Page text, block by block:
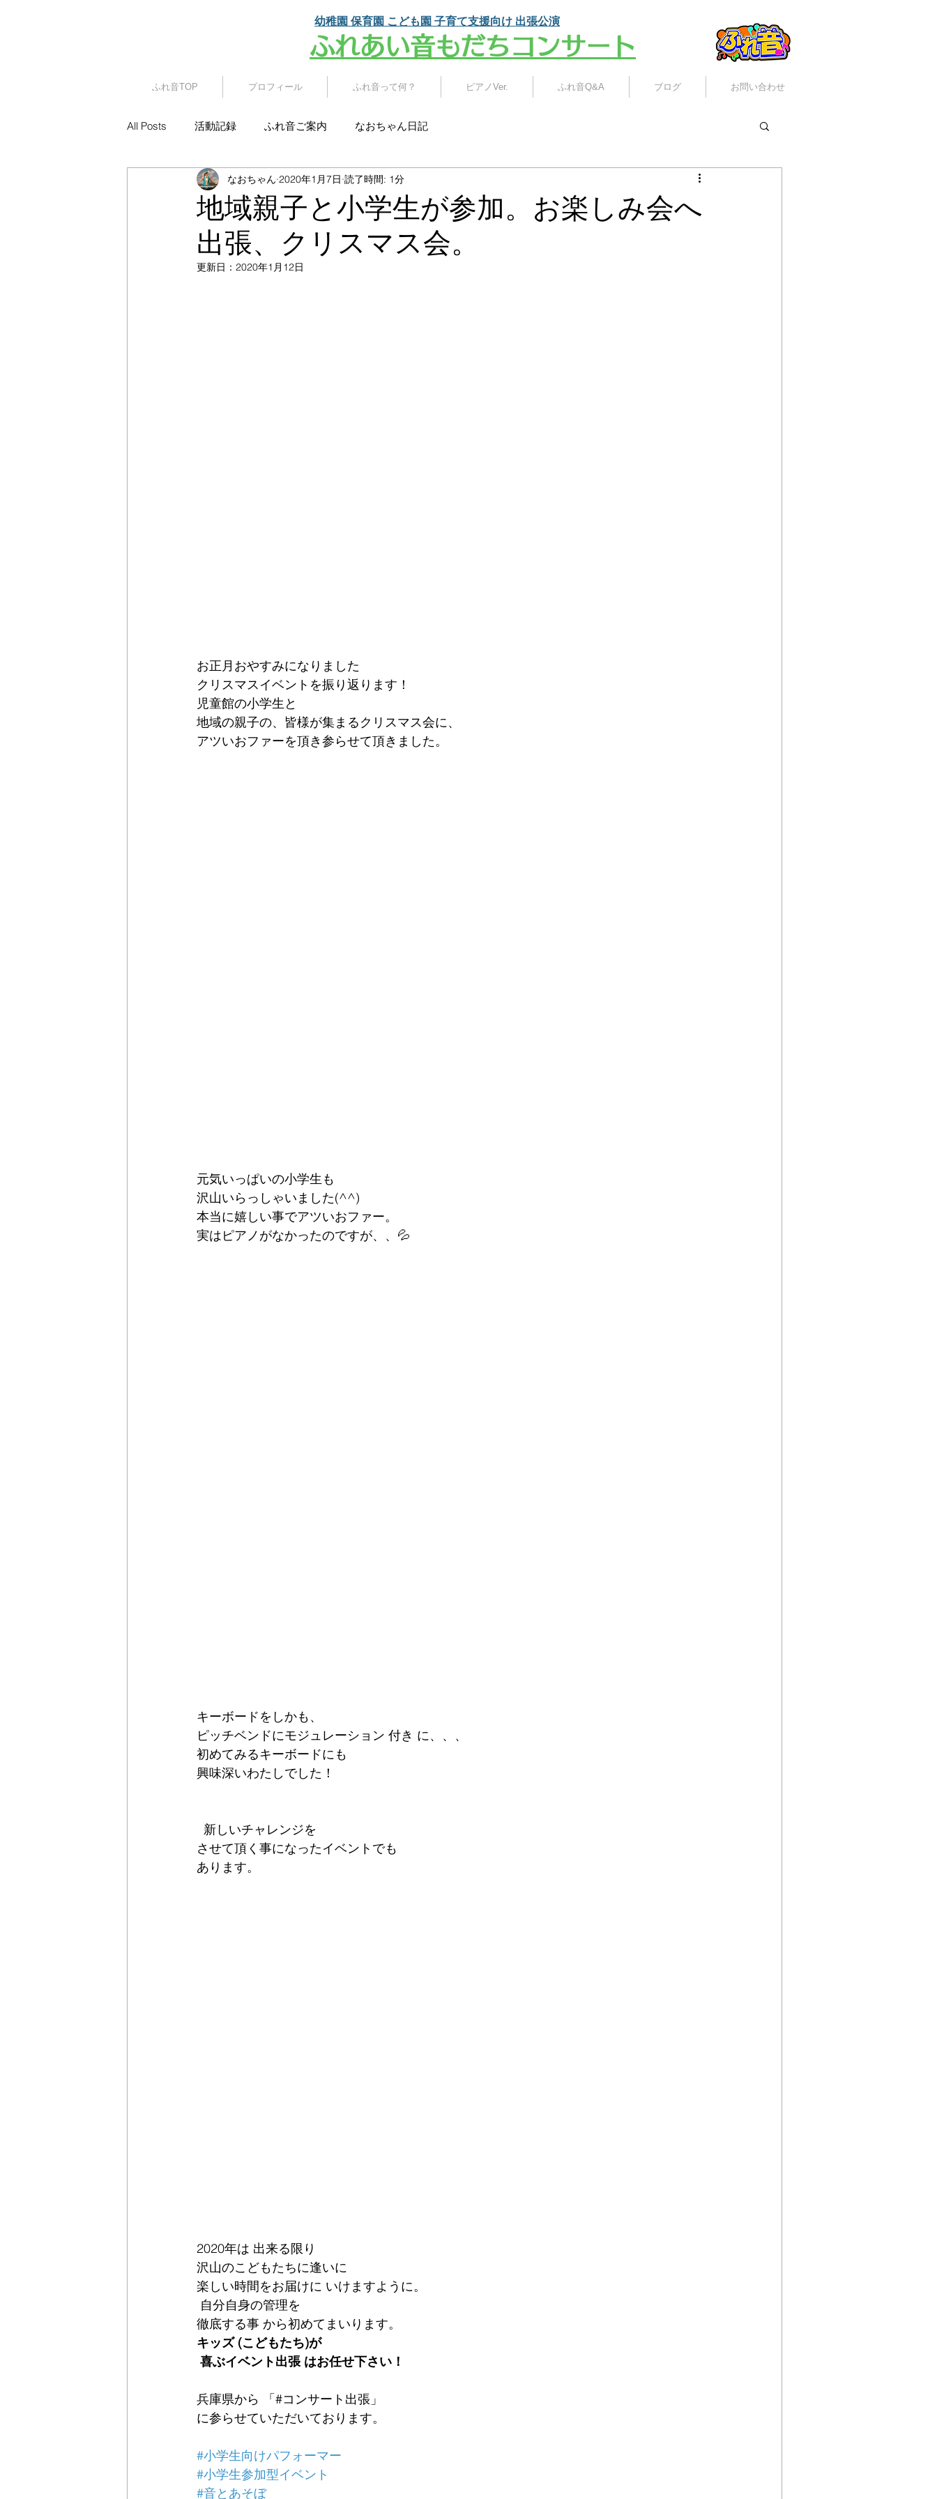
幼稚園 保育園 こども園 子育て支援向け 出張公演
​ふれあい音もだちコンサート
ふれ音TOP プロフィール ふれ音って何？ ピアノVer. ふれ音Q&A ブログ お問い合わせ
All Posts 活動記録 ふれ音ご案内 なおちゃん日記
地域親子と小学生が参加。お楽しみ会へ
出張、クリスマス会。
なおちゃん 2020年1月7日 読了時間: 1分
更新日： 2020年1月12日
お正月おやすみになりました
クリスマスイベントを振り返ります！
児童館の小学生と
地域の親子の、皆様が集まるクリスマス会に、
アツいおファーを頂き参らせて頂きました。
元気いっぱいの小学生も
沢山いらっしゃいました(^^)
本当に嬉しい事でアツいおファー。
実はピアノがなかったのですが、、💦
キーボードをしかも、
ピッチベンドにモジュレーション 付き に、、、
初めてみるキーボードにも
興味深いわたしでした！
新しいチャレンジを
させて頂く事になったイベントでも
あります。
2020年は 出来る限り
沢山のこどもたちに逢いに
楽しい時間をお届けに いけますように。
自分自身の管理を
徹底する事 から初めてまいります。
キッズ (こどもたち)が
喜ぶイベント出張 はお任せ下さい！
兵庫県から 「#コンサート出張」
に参らせていただいております。
#小学生向けパフォーマー
#小学生参加型イベント
#音とあそぼ